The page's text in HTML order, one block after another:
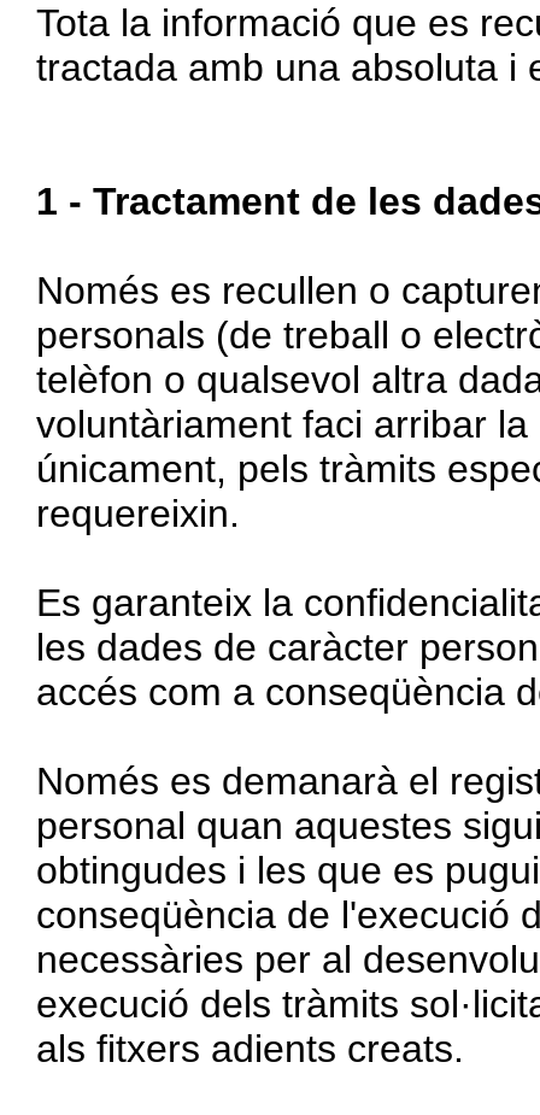
Tota la informació que es
tractada amb una absoluta i
1 - Tractament de les
Només es recullen o
personals (de treball o
telèfon o qualsevol altra
voluntàriament faci arribar
únicament, pels tràmits
requereixin.
Es garanteix la
les dades de caràcter
accés com a conseqüència
Només es demanarà el
personal quan aquestes
obtingudes i les que es
conseqüència de l'execució
necessàries per al
execució dels tràmits
als fitxers adients creats.